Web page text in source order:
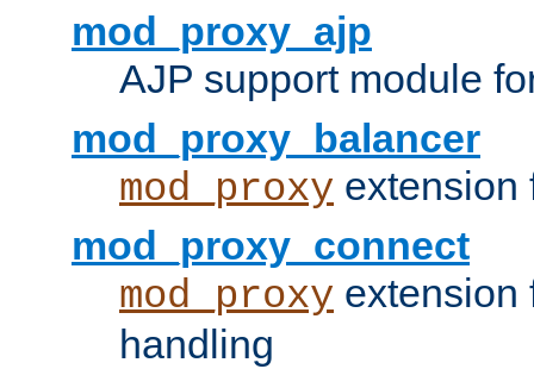
mod_proxy_ajp
AJP support module
mod_proxy_balancer
mod_proxy extension
mod_proxy_connect
mod_proxy
handling